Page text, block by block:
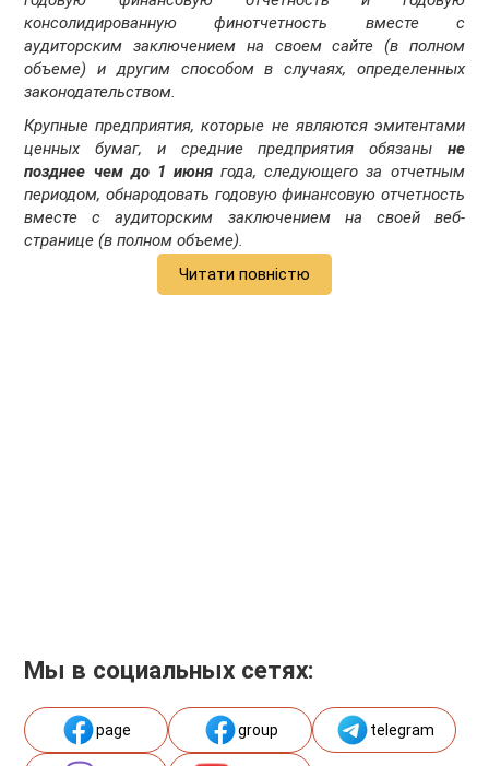
консолидированную финотчетность вместе с
аудиторским заключением на своем сайте (в полном
объеме) и другим способом в случаях, определенных
законодательством.
Крупные предприятия, которые не являются эмитентами
ценных бумаг, и средние предприятия обязаны не
позднее чем до 1 июня года, следующего за отчетным
периодом, обнародовать годовую финансовую отчетность
вместе с аудиторским заключением на своей веб-
странице (в полном объеме).
Читати повністю
Мы в социальных сетях:
page group telegram